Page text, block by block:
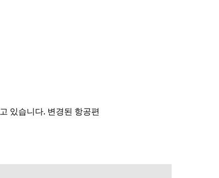
있습니다. 변경된 항공편